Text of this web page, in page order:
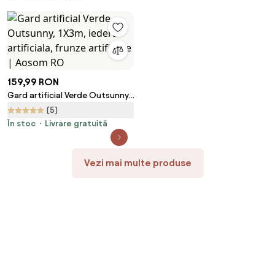
159,99 RON
Gard artificial Verde Outsunny,
1X3m, iedera artificiala, frunze
artificiale | Aosom RO
(5)
În stoc
Livrare gratuită
Vezi mai multe produse